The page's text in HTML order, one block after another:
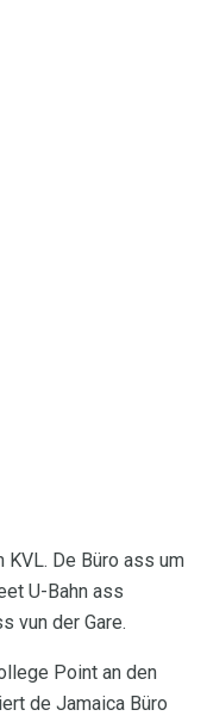
KVL. De Büro ass um
U-Bahn ass
vun der Gare.
Point an den
de Jamaica Büro